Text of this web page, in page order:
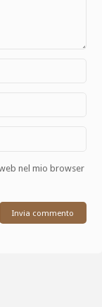
nel mio browser